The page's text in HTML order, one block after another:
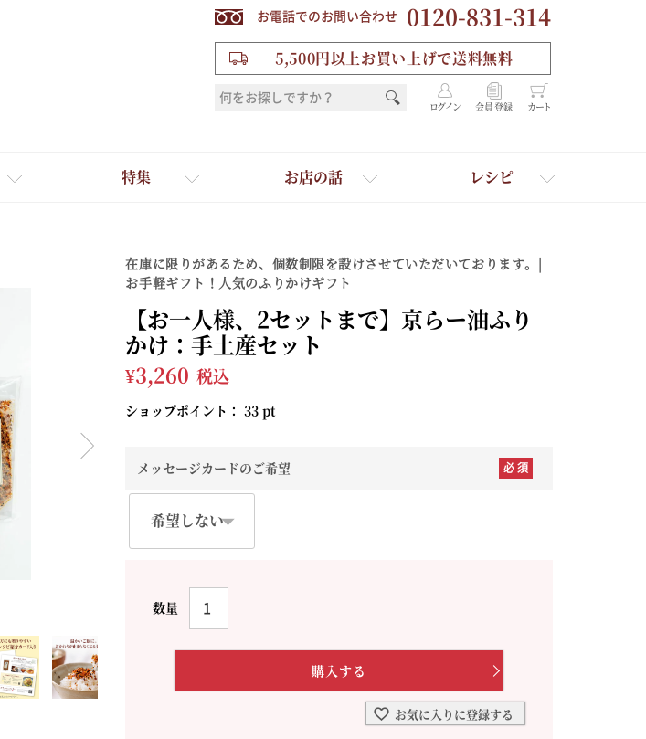
お電話でのお問い合わせ 0120-831-314
5,500円以上お買い上げで送料無料
ログイン 会員登録 カート
料理に合わせて一味・七味を選ぶ
お土産・ギフト 贈る人に合わせて一味・七味を選ぶ
とうがらしの辛さ別に一味・七味を選ぶ
特集 お店の話 レシピ
在庫に限りがあるため、個数制限を設けさせていただいております。|
お手軽ギフト！人気のふりかけギフト
【お一人様、2セットまで】京らー油ふり
かけ：手土産セット
¥3,260 税込
ショップポイント： 33 pt
メッセージカードのご希望
お気に入りに登録する